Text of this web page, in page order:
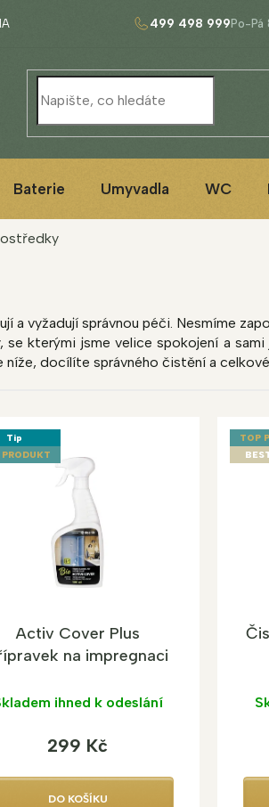
499 498 999
Baterie Umyvadla WC
a vyžadují správnou péči. Nesmíme
kterými jsme velice spokojení a
docílíte správného čistění a
Tip
Activ Cover Plus
na impregnaci
ihned k odeslání
299 Kč
DO KOŠÍKU
TOP